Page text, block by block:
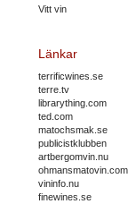
Vitt vin
Länkar
terrificwines.se
terre.tv
librarything.com
ted.com
matochsmak.se
publicistklubben
artbergomvin.nu
ohmansmatovin.com
vininfo.nu
finewines.se